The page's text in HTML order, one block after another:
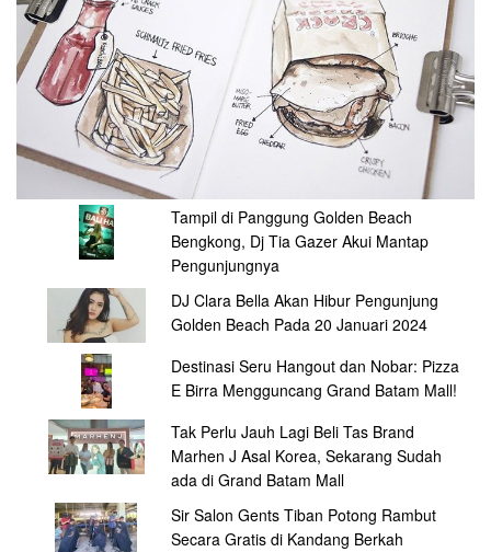
Tampil di Panggung Golden Beach
Bengkong, Dj Tia Gazer Akui Mantap
Pengunjungnya
DJ Clara Bella Akan Hibur Pengunjung
Golden Beach Pada 20 Januari 2024
Destinasi Seru Hangout dan Nobar: Pizza
E Birra Mengguncang Grand Batam Mall!
Tak Perlu Jauh Lagi Beli Tas Brand
Marhen J Asal Korea, Sekarang Sudah
ada di Grand Batam Mall
Sir Salon Gents Tiban Potong Rambut
Secara Gratis di Kandang Berkah